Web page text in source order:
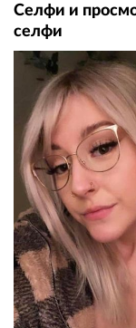
Селфи и
селфи